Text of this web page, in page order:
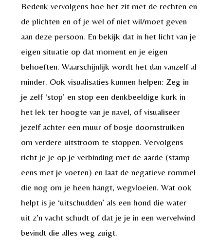
Bedenk vervolgens hoe het zit met de rechten en
de plichten en of je wel of niet wil/moet geven
aan deze persoon. En bekijk dat in het licht van je
eigen situatie op dat moment en je eigen
behoeften. Waarschijnlijk wordt het dan vanzelf al
minder. Ook visualisaties kunnen helpen: Zeg in
je zelf ‘stop’ en stop een denkbeeldige kurk in
het lek ter hoogte van je navel, of visualiseer
jezelf achter een muur of bosje doornstruiken
om verdere uitstroom te stoppen. Vervolgens
richt je je op je verbinding met de aarde (stamp
eens met je voeten) en laat de negatieve rommel
die nog om je heen hangt, wegvloeien. Wat ook
helpt is je ‘uitschudden’ als een hond die water
uit z’n vacht schudt of dat je je in een wervelwind
bevindt die alles weg zuigt.